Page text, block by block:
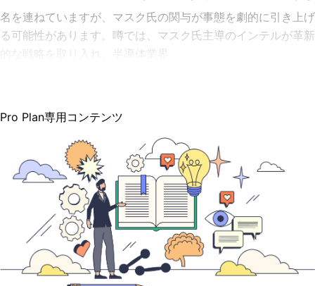
名を連ねていますが、マスク氏の関与が事態を劇的に引き上げ
る可能性があります。噂では、マスク氏主導のインテルが革新
的な戦略を取り入れ、半導体業界
Pro Plan専用コンテンツ